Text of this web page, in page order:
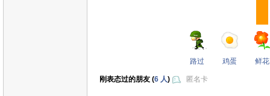
路过 鸡蛋 鲜花
刚表态过的朋友 (6 人) 匿名卡